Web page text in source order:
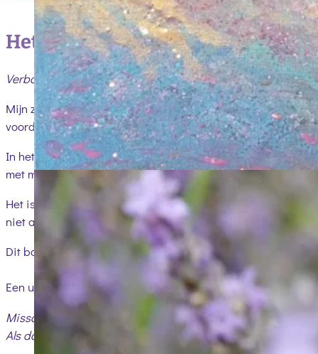
Het boek 'Verbonden in Licht en
Verbonden in Licht en Liefdegaat in de kern over
Mijn zoektocht is achteraf nooit een zoektocht naar
voordat mijn dochter Anne Marèl overleed. Haar overlijden
In het boek beweeg ik door verschillende lagen van
met mezelf, voorbij aanpassing en overleving. En van
Het is een innerlijke reis naar verbinding — niet als ideaal
niet alleen in mij, maar in iedereen die zichzelf onderweg
Dit boek vormt de bedding onder mijn werk.
Een uitnodiging om de verbinding met jezelf opnieuw toe
Misschien raakt je iets in deze woorden dat je herkent.
Als dat zo is, ben je welkom om verder lezen inVerbonden